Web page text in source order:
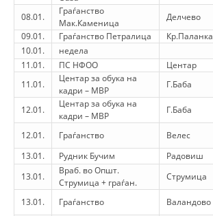
ORGANIZIMI DHE ZHVILLIMI
BORDI DREJTUES
KUVENDI
NIVELI I STRUKTURËS ORGANIZATIVE
DISEMINIMI
08.01.
Граѓанство
Мак.Каменица
Делчево
09.01.
Граѓанство Петралица Кр.Паланка
10.01.
недела
11.01.
ПС НФОО Центар
11.01.
Центар за обука на
кадри – МВР
Г.Баба
12.01.
Центар за обука на
кадри – МВР
Г.Баба
12.01.
Граѓанство Велес
13.01.
Рудник Бучим Радовиш
13.01.
Враб. во Општ.
Струмица + граѓан.
Струмица
13.01. Граѓанство Валандово